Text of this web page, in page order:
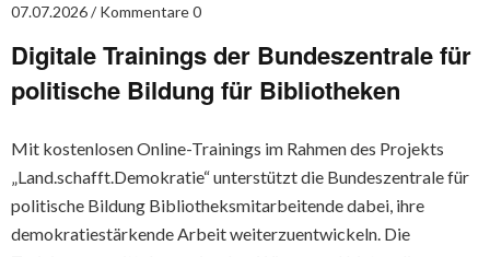
07.07.2026 Kommentare 0
Digitale Trainings der Bundeszentrale für
politische Bildung für Bibliotheken
Mit kostenlosen Online-Trainings im Rahmen des Projekts
„Land.schafft.Demokratie“ unterstützt die Bundeszentrale für
politische Bildung Bibliotheksmitarbeitende dabei, ihre
demokratiestärkende Arbeit weiterzuentwickeln. Die